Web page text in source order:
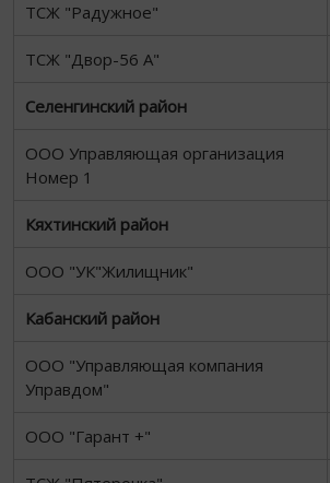
ТСЖ "Радужное"
ТСЖ "Двор-56 А"
Селенгинский район
ООО Управляющая организация
Номер 1
Кяхтинский район
ООО "УК"Жилищник"
Кабанский район
ООО "Управляющая компания
Управдом"
ООО "Гарант +"